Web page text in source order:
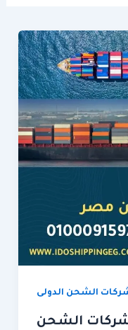
الشحن الدولى
الشحن